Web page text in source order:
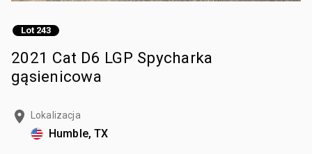
Lot 243
2021 Cat D6 LGP Spycharka
gąsienicowa
Lokalizacja
Humble, TX